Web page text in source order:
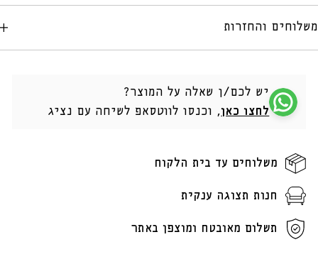
משלוחים והחזרות
יש לכם/ן שאלה על המוצר?
לחצו כאן, וכנסו לווטסאפ לשיחה עם נציג
משלוחים עד בית הלקוח
חנות תצוגה ענקית
תשלום מאובטח ומוצפן באתר